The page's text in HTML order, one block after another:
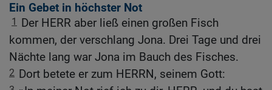
Ein Gebet in höchster Not
1
Der HERR aber ließ einen großen Fisch
kommen, der verschlang Jona. Drei Tage und drei
Nächte lang war Jona im Bauch des Fisches.
2 Dort betete er zum HERRN, seinem Gott: